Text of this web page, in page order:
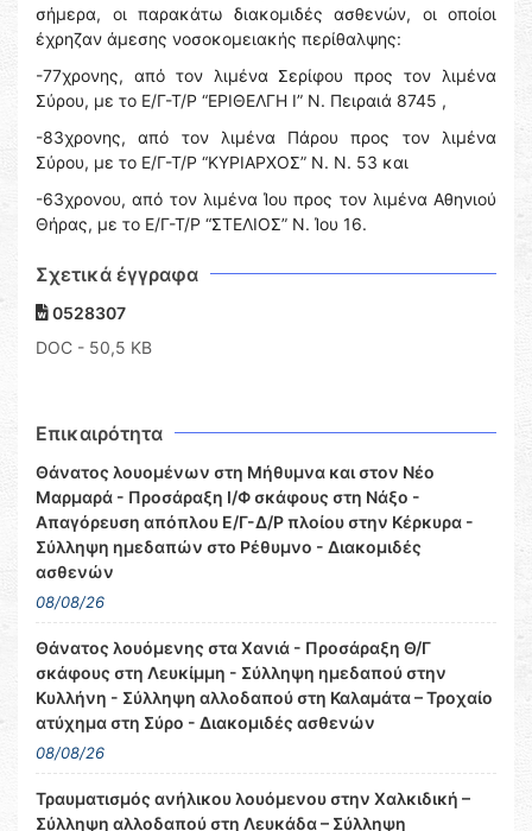
σήμερα, οι παρακάτω διακομιδές ασθενών, οι οποίοι
έχρηζαν άμεσης νοσοκομειακής περίθαλψης:
-77χρονης, από τον λιμένα Σερίφου προς τον λιμένα
Σύρου, με το Ε/Γ-Τ/Ρ “ΕΡΙΘΕΛΓΗ Ι” Ν. Πειραιά 8745 ,
-83χρονης, από τον λιμένα Πάρου προς τον λιμένα
Σύρου, με το Ε/Γ-Τ/Ρ “ΚΥΡΙΑΡΧΟΣ” Ν. Ν. 53 και
-63χρονου, από τον λιμένα Ίου προς τον λιμένα Αθηνιού
Θήρας, με το Ε/Γ-Τ/Ρ “ΣΤΕΛΙΟΣ” Ν. Ίου 16.
Σχετικά έγγραφα
0528307
DOC - 50,5 KB
Επικαιρότητα
Θάνατος λουομένων στη Μήθυμνα και στον Νέο
Μαρμαρά - Προσάραξη Ι/Φ σκάφους στη Νάξο -
Απαγόρευση απόπλου Ε/Γ-Δ/Ρ πλοίου στην Κέρκυρα -
Σύλληψη ημεδαπών στο Ρέθυμνο - Διακομιδές
ασθενών
08/08/26
Θάνατος λουόμενης στα Χανιά - Προσάραξη Θ/Γ
σκάφους στη Λευκίμμη - Σύλληψη ημεδαπού στην
Κυλλήνη - Σύλληψη αλλοδαπού στη Καλαμάτα – Τροχαίο
ατύχημα στη Σύρο - Διακομιδές ασθενών
08/08/26
Τραυματισμός ανήλικου λουόμενου στην Χαλκιδική –
Σύλληψη αλλοδαπού στη Λευκάδα – Σύλληψη